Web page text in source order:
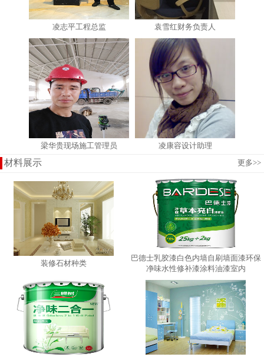
凌志平工程总监 袁雪红财务负责人
梁华贵现场施工管理员 凌康容设计助理
材料展示 更多>>
装修石材种类
巴德士乳胶漆白色内墙自刷墙面漆环保
净味水性修补漆涂料油漆室内